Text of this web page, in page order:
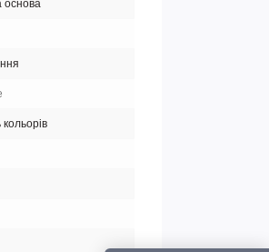
основа
кольорів